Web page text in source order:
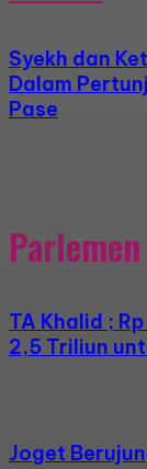
Syekh dan
Dalam
Pase
Parlemen
TA Khalid ;
2,5 Triliun
Joget